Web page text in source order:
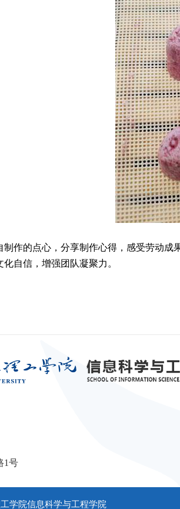
制作的点心，分享制作心得，感受劳动
自信，增强团队凝聚力。
1号
学院信息科学与工程学院